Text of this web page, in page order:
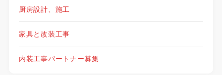
厨房設計、施工
家具と改装工事
内装工事パートナー募集